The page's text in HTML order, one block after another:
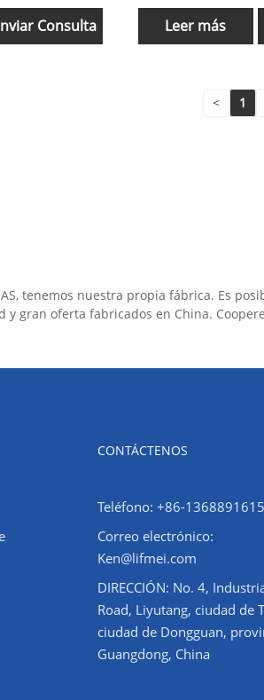
Consulta Leer más
< 1
tenemos nuestra propia fábrica. Es
y gran oferta fabricados en China.
CONTÁCTENOS
Teléfono: +86-
Correo electrónico:
Ken@lifmei.com
DIRECCIÓN: No. 4,
Road, Liyutang, ciudad de
ciudad de Dongguan,
Guangdong, China